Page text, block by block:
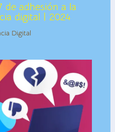
de adhesión a la
digital | 2024
Digital